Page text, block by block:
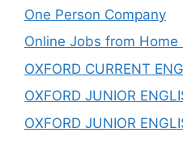
One Person Company
Online Jobs from
OXFORD CURRENT
OXFORD JUNIOR
OXFORD JUNIOR